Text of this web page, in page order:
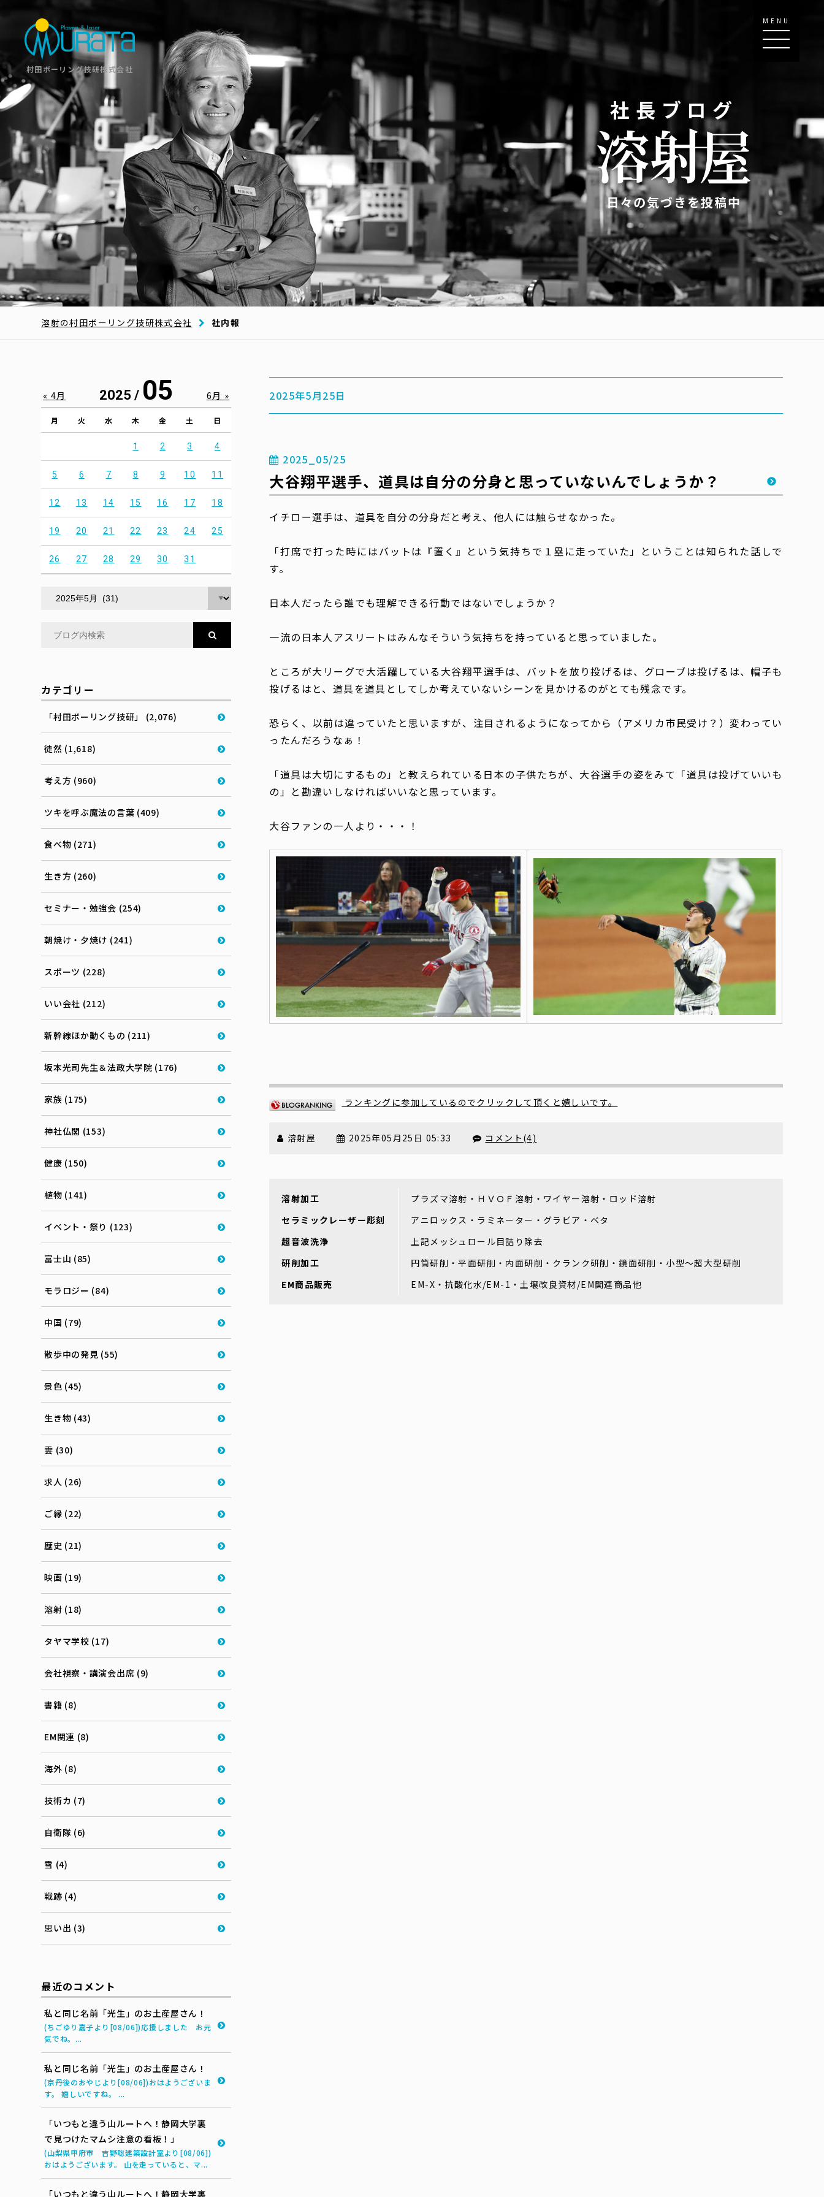
村田ボーリング技研株式会社
MENU
社長ブログ
日々の気づきを投稿中
溶射の村田ボーリング技研株式会社 社内報
2025年5月25日
2025_05/25
大谷翔平選手、道具は自分の分身と思っていないんでしょうか？
イチロー選手は、道具を自分の分身だと考え、他人には触らせなかった。
「打席で打った時にはバットは『置く』という気持ちで１塁に走っていた」ということは知られた話しで
す。
日本人だったら誰でも理解できる行動ではないでしょうか？
一流の日本人アスリートはみんなそういう気持ちを持っていると思っていました。
ところが大リーグで大活躍している大谷翔平選手は、バットを放り投げるは、グローブは投げるは、帽子も
投げるはと、道具を道具としてしか考えていないシーンを見かけるのがとても残念です。
恐らく、以前は違っていたと思いますが、注目されるようになってから（アメリカ市民受け？）変わってい
ったんだろうなぁ！
「道具は大切にするもの」と教えられている日本の子供たちが、大谷選手の姿をみて「道具は投げていいも
の」と勘違いしなければいいなと思っています。
大谷ファンの一人より・・・！
ランキングに参加しているのでクリックして頂くと嬉しいです。
溶射屋 2025年05月25日 05:33 コメント(4)
溶射加工
プラズマ溶射・ＨＶＯＦ溶射・ワイヤー溶射・ロッド溶射
セラミックレーザー彫刻
アニロックス・ラミネーター・グラビア・ベタ
超音波洗浄
上記メッシュロール目詰り除去
研削加工
円筒研削・平面研削・内面研削・クランク研削・鏡面研削・小型～超大型研削
EM商品販売
EM-X・抗酸化水/EM-1・土壌改良資材/EM関連商品他
2025 / 05
月 火 水 木 金 土 日
1 2 3 4
5 6 7 8 9 10 11
12 13 14 15 16 17 18
19 20 21 22 23 24 25
26 27 28 29 30 31
« 4月 6月 »
カテゴリー
「村田ボーリング技研」 (2,076)
徒然 (1,618)
考え方 (960)
ツキを呼ぶ魔法の言葉 (409)
食べ物 (271)
生き方 (260)
セミナー・勉強会 (254)
朝焼け・夕焼け (241)
スポーツ (228)
いい会社 (212)
新幹線ほか動くもの (211)
坂本光司先生＆法政大学院 (176)
家族 (175)
神社仏閣 (153)
健康 (150)
植物 (141)
イベント・祭り (123)
富士山 (85)
モラロジー (84)
中国 (79)
散歩中の発見 (55)
景色 (45)
生き物 (43)
雲 (30)
求人 (26)
ご縁 (22)
歴史 (21)
映画 (19)
溶射 (18)
タヤマ学校 (17)
会社視察・講演会出席 (9)
書籍 (8)
EM関連 (8)
海外 (8)
技術カ (7)
自衛隊 (6)
雪 (4)
戦跡 (4)
思い出 (3)
最近のコメント
私と同じ名前「光生」のお土産屋さん！
(ちごゆり嘉子より[08/06])応援しました お元
気でね。...
私と同じ名前「光生」のお土産屋さん！
(京丹後のおやじより[08/06])おはようございま
す。 嬉しいですね。 ...
「いつもと違う山ルートへ！静岡大学裏
で見つけたマムシ注意の看板！」
(山梨県甲府市 吉野聡建築設計室より[08/06])
おはようございます。 山を走っていると、マ...
「いつもと違う山ルートへ！静岡大学裏